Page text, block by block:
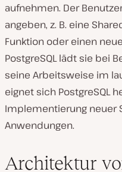
aufnehmen. Der
angeben, z. B. eine
Funktion oder einen
PostgreSQL lädt sie bei
seine Arbeitsweise im
eignet sich PostgreSQL
Implementierung neuer
Anwendungen.
Architektur